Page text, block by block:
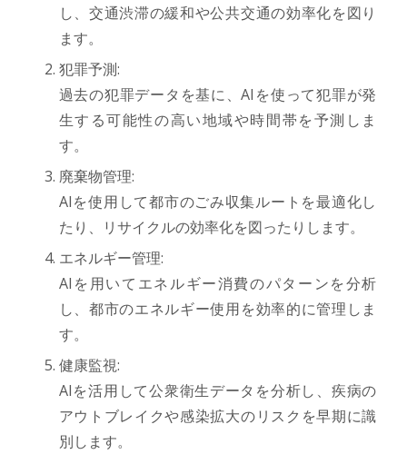
し、交通渋滞の緩和や公共交通の効率化を図り
ます。
犯罪予測:
過去の犯罪データを基に、AIを使って犯罪が発
生する可能性の高い地域や時間帯を予測しま
す。
廃棄物管理:
AIを使用して都市のごみ収集ルートを最適化し
たり、リサイクルの効率化を図ったりします。
エネルギー管理:
AIを用いてエネルギー消費のパターンを分析
し、都市のエネルギー使用を効率的に管理しま
す。
健康監視:
AIを活用して公衆衛生データを分析し、疾病の
アウトブレイクや感染拡大のリスクを早期に識
別します。